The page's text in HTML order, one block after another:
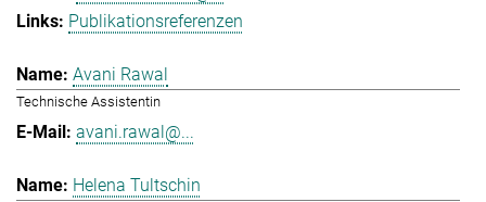
Publikationsreferenzen
Avani Rawal
Technische Assistentin
avani.rawal@...
Helena Tultschin